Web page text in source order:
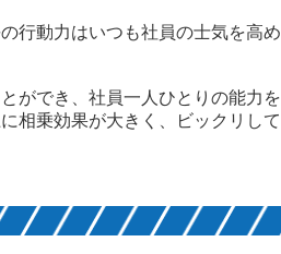
行動力はいつも社員の士気を高め
ができ、社員一人ひとりの能力を
相乗効果が大きく、ビックリして